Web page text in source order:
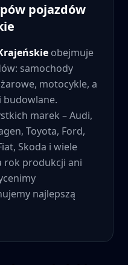
pojazdów
obejmuje
samochody
motocykle, a
budowlane.
marek – Audi,
Toyota, Ford,
Skoda i wiele
rok produkcji ani
najlepszą